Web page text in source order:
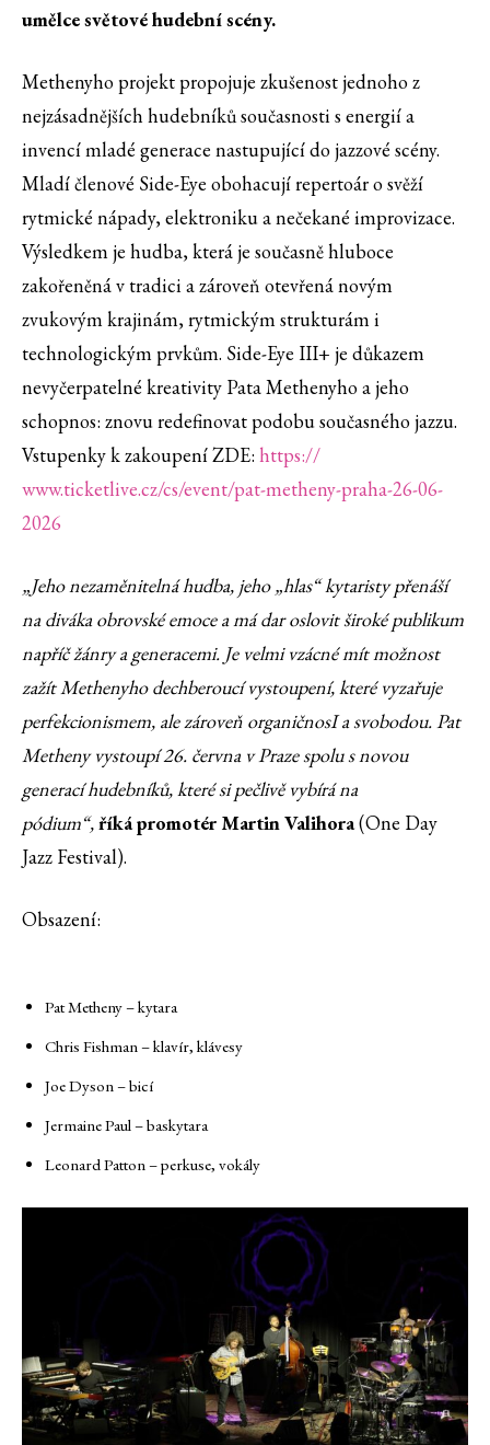
umělce světové hudební scény.
Methenyho projekt propojuje zkušenost jednoho z
nejzásadnějších hudebníků současnosti s energií a
invencí mladé generace nastupující do jazzové scény.
Mladí členové Side-Eye obohacují repertoár o svěží
rytmické nápady, elektroniku a nečekané improvizace.
Výsledkem je hudba, která je současně hluboce
zakořeněná v tradici a zároveň otevřená novým
zvukovým krajinám, rytmickým strukturám i
technologickým prvkům. Side-Eye III+ je důkazem
nevyčerpatelné kreativity Pata Methenyho a jeho
schopnos: znovu redefinovat podobu současného jazzu.
Vstupenky k zakoupení ZDE: https://
www.ticketlive.cz/cs/event/pat-metheny-praha-26-06-
2026
„Jeho nezaměnitelná hudba, jeho „hlas“ kytaristy přenáší
na diváka obrovské emoce a má dar oslovit široké publikum
napříč žánry a generacemi. Je velmi vzácné mít možnost
zažít Methenyho dechberoucí vystoupení, které vyzařuje
perfekcionismem, ale zároveň organičnosI a svobodou. Pat
Metheny vystoupí 26. června v Praze spolu s novou
generací hudebníků, které si pečlivě vybírá na
pódium“,říká promotér Martin Valihora(One Day
Jazz Festival).
Obsazení:
Pat Metheny – kytara
Chris Fishman – klavír, klávesy
Joe Dyson – bicí
Jermaine Paul – baskytara
Leonard Patton – perkuse, vokály